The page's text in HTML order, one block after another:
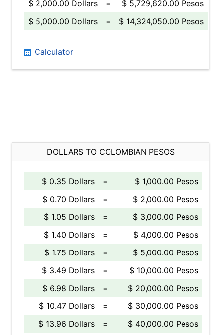
$ 2,000.00 Dollars
=
$ 5,729,620.00 Pesos
$ 5,000.00 Dollars
= $ 14,324,050.00 Pesos
Calculator
DOLLARS TO COLOMBIAN PESOS
$ 0.35 Dollars =
$ 1,000.00 Pesos
$ 0.70 Dollars
=
$ 2,000.00 Pesos
$ 1.05 Dollars
=
$ 3,000.00 Pesos
$ 1.40 Dollars
=
$ 4,000.00 Pesos
$ 1.75 Dollars
=
$ 5,000.00 Pesos
$ 3.49 Dollars
=
$ 10,000.00 Pesos
$ 6.98 Dollars
=
$ 20,000.00 Pesos
$ 10.47 Dollars
=
$ 30,000.00 Pesos
$ 13.96 Dollars
= $ 40,000.00 Pesos